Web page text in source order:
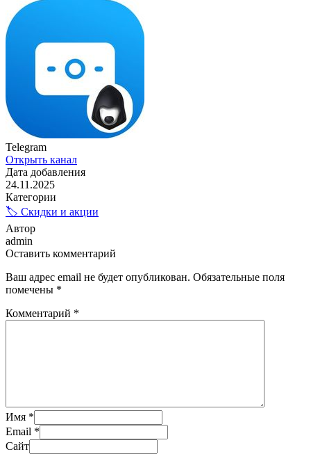
Telegram
Открыть канал
Дата добавления
24.11.2025
Категории
🏷️ Скидки и акции
Автор
admin
Оставить комментарий
Ваш адрес email не будет опубликован. Обязательные поля
помечены *
Комментарий *
Имя *
Email *
Сайт